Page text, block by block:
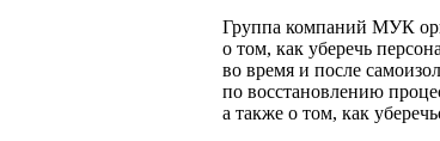
Группа компаний МУК
о том, как уберечь
во время и после
по восстановлению
а также о том, как